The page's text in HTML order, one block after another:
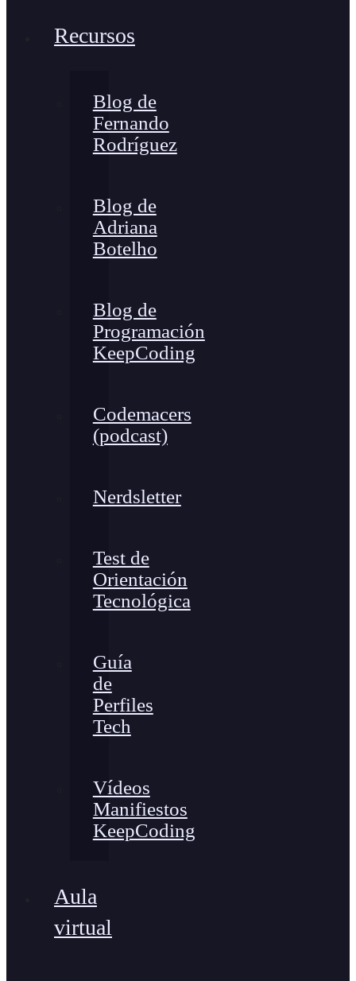
Recursos
Blog de
Fernando
Rodríguez
Blog de
Adriana
Botelho
Blog de
Programación
KeepCoding
Codemacers
(podcast)
Nerdsletter
Test de
Orientación
Tecnológica
Guía
de
Perfiles
Tech
Vídeos
Manifiestos
KeepCoding
Aula
virtual